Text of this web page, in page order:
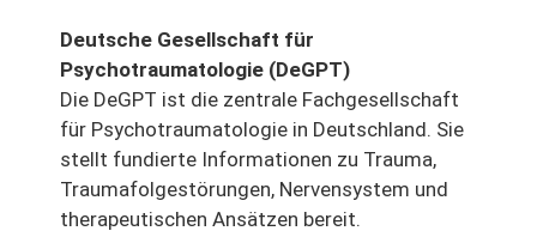
Deutsche Gesellschaft für
Psychotraumatologie (DeGPT)
Die DeGPT ist die zentrale Fachgesellschaft
für Psychotraumatologie in Deutschland. Sie
stellt fundierte Informationen zu Trauma,
Traumafolgestörungen, Nervensystem und
therapeutischen Ansätzen bereit.